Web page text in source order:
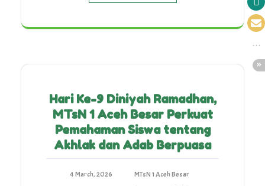
Hari Ke-9 Diniyah Ramadhan,
MTsN 1 Aceh Besar Perkuat
Pemahaman Siswa tentang
Akhlak dan Adab Berpuasa
4 March, 2026
MTsN 1 Aceh Besar